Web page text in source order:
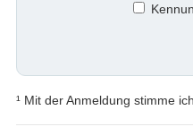
¹ Mit der Anmeldung stimme